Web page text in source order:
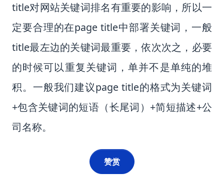
title对网站关键词排名有重要的影响，所以一
定要合理的在page title中部署关键词，一般
title最左边的关键词最重要，依次次之，必要
的时候可以重复关键词，单并不是单纯的堆
积。一般我们建议page title的格式为关键词
+包含关键词的短语（长尾词）+简短描述+公
司名称。
赞赏